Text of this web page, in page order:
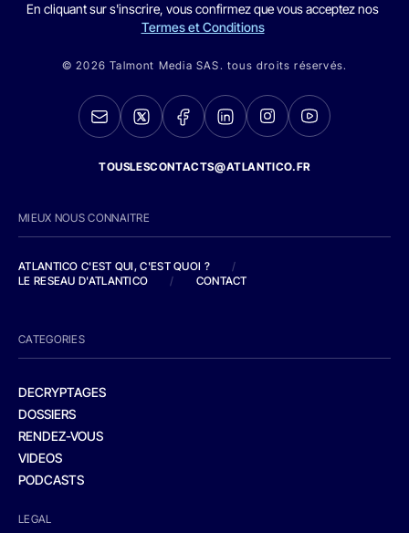
En cliquant sur s'inscrire, vous confirmez que vous acceptez nos
Termes et Conditions
© 2026 Talmont Media SAS. tous droits réservés.
TOUSLESCONTACTS@ATLANTICO.FR
MIEUX NOUS CONNAITRE
ATLANTICO C'EST QUI, C'EST QUOI ?
/
LE RESEAU D'ATLANTICO
/ CONTACT
CATEGORIES
DECRYPTAGES
DOSSIERS
RENDEZ-VOUS
VIDEOS
PODCASTS
LEGAL